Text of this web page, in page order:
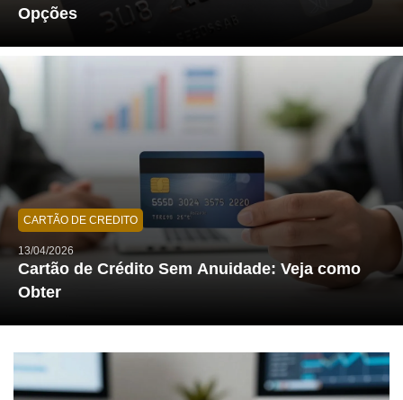
Opções
CARTÃO DE CREDITO
13/04/2026
Cartão de Crédito Sem Anuidade: Veja como
Obter